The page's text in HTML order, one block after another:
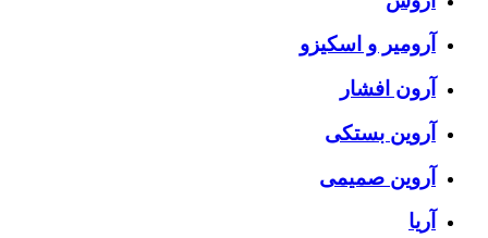
آرومیر و اسکیزو
آرون افشار
آروین بستکی
آروین صمیمی
آریا